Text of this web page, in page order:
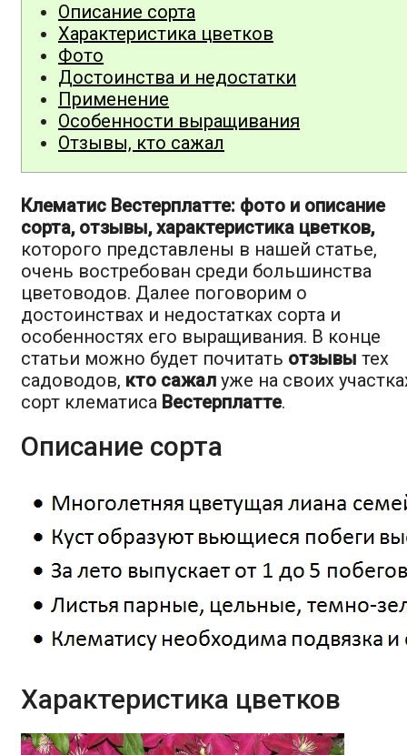
Описание сорта
Характеристика цветков
Фото
Достоинства и недостатки
Применение
Особенности выращивания
Отзывы, кто сажал
Клематис Вестерплатте: фото и описание
сорта, отзывы, характеристика цветков,
которого представлены в нашей статье,
очень востребован среди большинства
цветоводов. Далее поговорим о
достоинствах и недостатках сорта и
особенностях его выращивания. В конце
статьи можно будет почитать отзывы тех
садоводов, кто сажал уже на своих
сорт клематиса Вестерплатте.
Описание сорта
Характеристика цветков